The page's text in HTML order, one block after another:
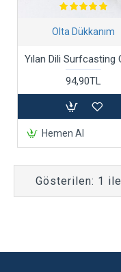
Olta Dükkanım
94,90TL
Hemen Al
Gösterilen: 1